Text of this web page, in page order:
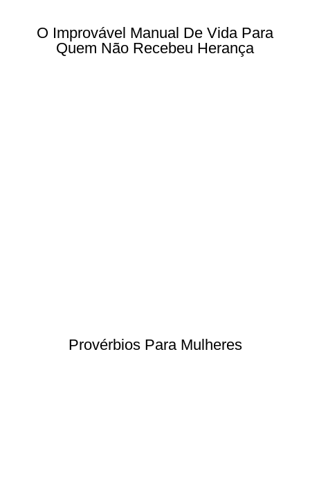
O Improvável Manual De Vida Para
Quem Não Recebeu Herança
Provérbios Para Mulheres